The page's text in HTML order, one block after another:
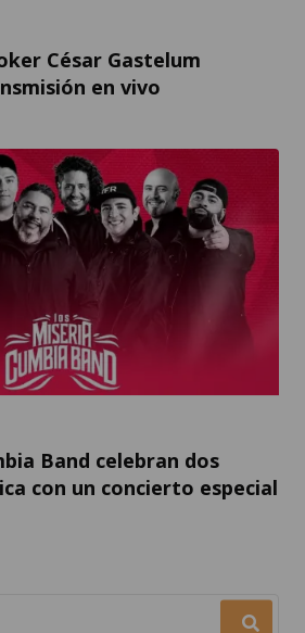
César Gastelum
en vivo
Band celebran dos
con un concierto especial